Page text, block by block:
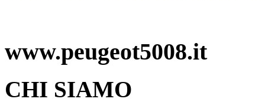
www.peugeot5008.it
CHI SIAMO